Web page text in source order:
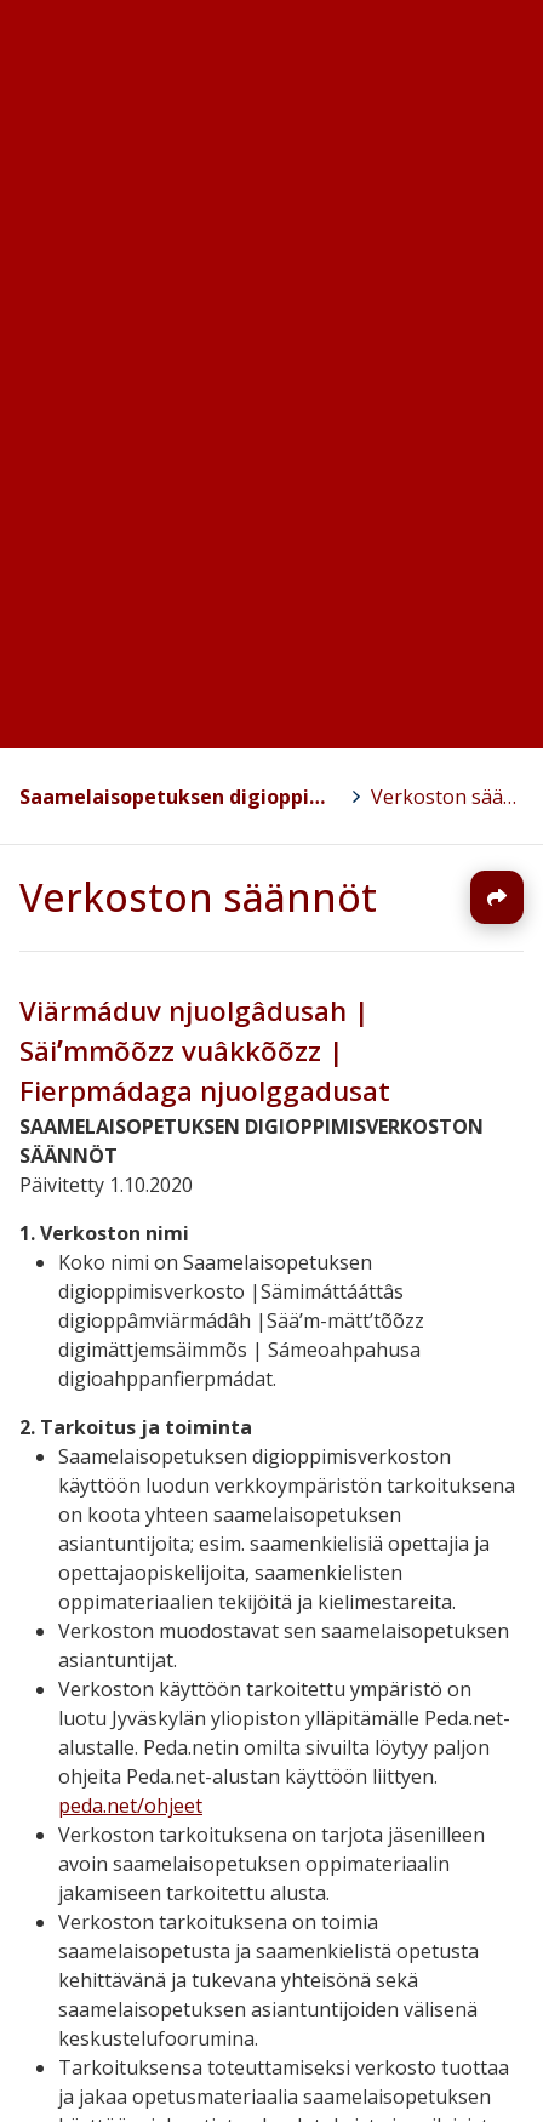
Saamelaisopetuksen digioppimisverkosto > Verkoston säännöt
Verkoston säännöt
Viärmáduv njuolgâdusah |
Säiʹmmõõzz vuâkkõõzz |
Fierpmádaga njuolggadusat
SAAMELAISOPETUKSEN DIGIOPPIMISVERKOSTON
SÄÄNNÖT
Päivitetty 1.10.2020
1. Verkoston nimi
Koko nimi on Saamelaisopetuksen
digioppimisverkosto |Sämimáttááttâs
digioppâmviärmádâh |Sääʹm-mättʼtõõzz
digimättjemsäimmõs | Sámeoahpahusa
digioahppanfierpmádat.
2. Tarkoitus ja toiminta
Saamelaisopetuksen digioppimisverkoston
käyttöön luodun verkkoympäristön tarkoituksena
on koota yhteen saamelaisopetuksen
asiantuntijoita; esim. saamenkielisiä opettajia ja
opettajaopiskelijoita, saamenkielisten
oppimateriaalien tekijöitä ja kielimestareita.
Verkoston muodostavat sen saamelaisopetuksen
asiantuntijat.
Verkoston käyttöön tarkoitettu ympäristö on
luotu Jyväskylän yliopiston ylläpitämälle Peda.net-
alustalle. Peda.netin omilta sivuilta löytyy paljon
ohjeita Peda.net-alustan käyttöön liittyen.
peda.net/ohjeet
Verkoston tarkoituksena on tarjota jäsenilleen
avoin saamelaisopetuksen oppimateriaalin
jakamiseen tarkoitettu alusta.
Verkoston tarkoituksena on toimia
saamelaisopetusta ja saamenkielistä opetusta
kehittävänä ja tukevana yhteisönä sekä
saamelaisopetuksen asiantuntijoiden välisenä
keskustelufoorumina.
Tarkoituksensa toteuttamiseksi verkosto tuottaa
ja jakaa opetusmateriaalia saamelaisopetuksen